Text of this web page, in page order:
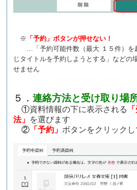
※ 「予約」ボタンが押せない！
…「予約可能件数（最大 １５件）を
じタイトルを予約しようとする」などの
せません
５．連絡方法と受け取り場
①資料情報の下に表示される
法」 を選びます
② 「予約」 ボタンをクリック